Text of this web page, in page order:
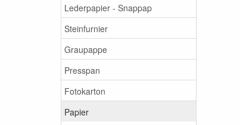
Lederpapier - Snappap
Steinfurnier
Graupappe
Presspan
Fotokarton
Papier